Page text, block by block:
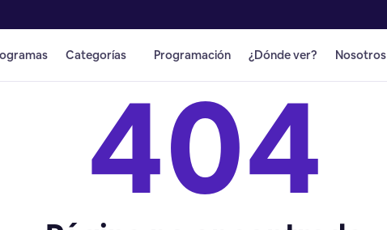
Categorías Programación ¿Dónde ver? Nosotros
404